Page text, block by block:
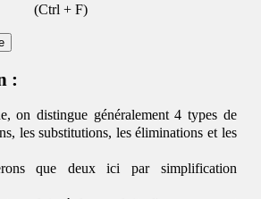
(Ctrl + F)
:
on distingue généralement 4 types de
les substitutions, les éliminations et les
que deux ici par simplification